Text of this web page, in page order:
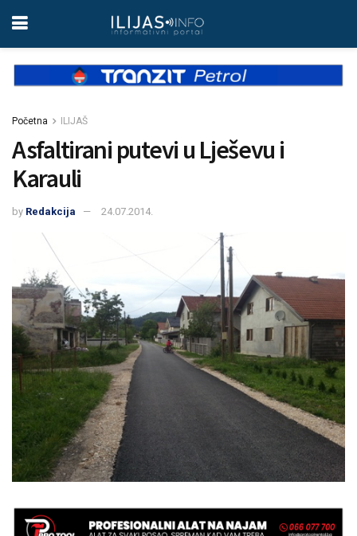
Početna ILIJAŠ
Asfaltirani putevi u Lješevu i
Karauli
by Redakcija 24.07.2014.